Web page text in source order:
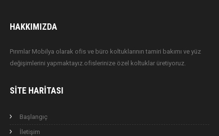
HAKKIMIZDA
Pırımlar Mobilya olarak ofis ve büro koltuklarının tamiri bakımı ve yüz
değişimlerini yapmaktayız.ofislerinize özel koltuklar üretiyoruz.
SITE HARITASI
Başlangıç
İletişim